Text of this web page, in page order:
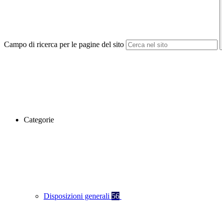
Campo di ricerca per le pagine del sito
Categorie
Disposizioni generali 56